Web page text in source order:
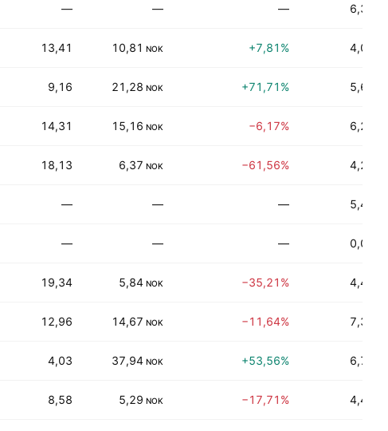
— — — 6,39%
13,41 10,81 NOK +7,81% 4,01%
9,16 21,28 NOK +71,71% 5,64%
14,31 15,16 NOK −6,17% 6,22%
18,13 6,37 NOK −61,56% 4,22%
— — — 5,45%
— — — 0,00%
19,34 5,84 NOK −35,21% 4,42%
12,96 14,67 NOK −11,64% 7,34%
4,03 37,94 NOK +53,56% 6,77%
8,58 5,29 NOK −17,71% 4,41%